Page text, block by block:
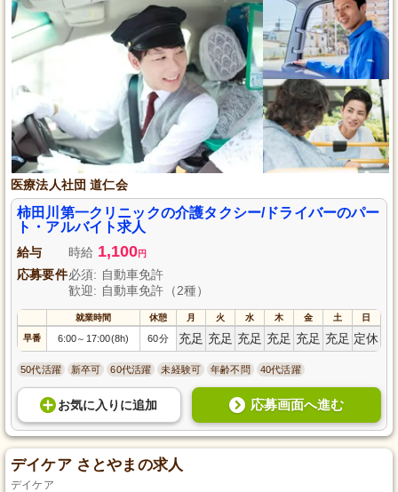
医療法人社団 道仁会
柿田川第一クリニックの介護タクシー/ドライバーのパー
ト・アルバイト求人
給与 時給 1,100円
応募要件必須: 自動車免許
歓迎: 自動車免許（2種）
就業時間 休憩 月 火 水 木 金 土 日
早番 6:00～ 17:00(8h) 60分 充足 充足 充足 充足 充足 充足 定休
50代活躍 新卒可 60代活躍 未経験可 年齢不問 40代活躍
お気に入り に追加 応募画面へ進む
デイケア さとやまの求人
デイケア